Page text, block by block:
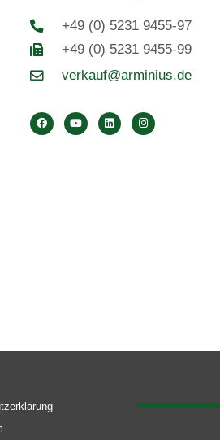
+49 (0) 5231 9455-97
+49 (0) 5231 9455-99
verkauf@arminius.de